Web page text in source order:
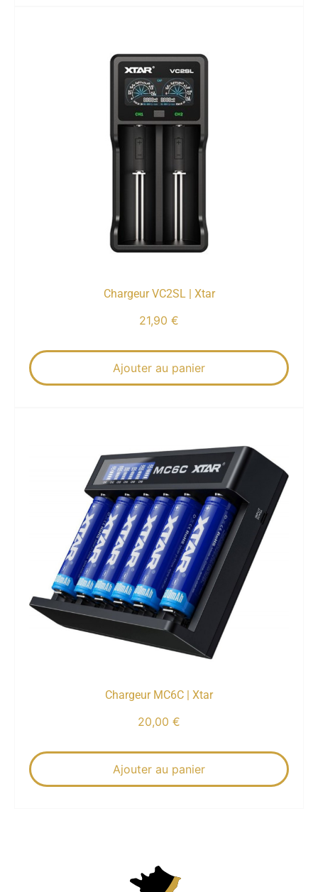
Chargeur VC2SL | Xtar
21,90 €
Ajouter au panier
Chargeur MC6C | Xtar
20,00 €
Ajouter au panier